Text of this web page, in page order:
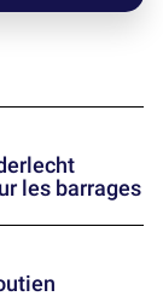
les barrages